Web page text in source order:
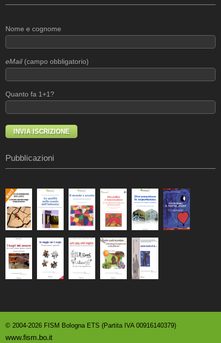
Nome e cognome
eMail(campo obbligatorio)
Quanto fa 1+1?
Pubblicazioni
© 2004-2026 FISM Bologna ETS (Partita IVA 00916140379)
www.fism.bo.it